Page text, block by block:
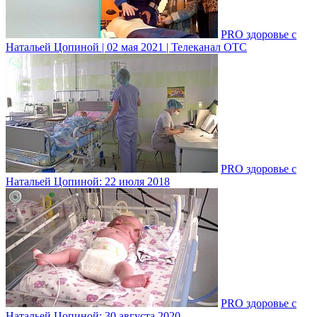
PRO здоровье с
Натальей Цопиной | 02 мая 2021 | Телеканал ОТС
PRO здоровье с
Натальей Цопиной: 22 июля 2018
PRO здоровье с